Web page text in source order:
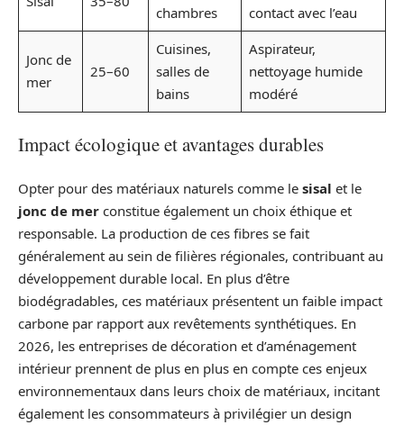
chambres
contact avec l’eau
Jonc de
mer
25–60
Cuisines,
salles de
bains
Aspirateur,
nettoyage humide
modéré
Impact écologique et avantages durables
Opter pour des matériaux naturels comme le sisal et le
jonc de mer constitue également un choix éthique et
responsable. La production de ces fibres se fait
généralement au sein de filières régionales, contribuant au
développement durable local. En plus d’être
biodégradables, ces matériaux présentent un faible impact
carbone par rapport aux revêtements synthétiques. En
2026, les entreprises de décoration et d’aménagement
intérieur prennent de plus en plus en compte ces enjeux
environnementaux dans leurs choix de matériaux, incitant
également les consommateurs à privilégier un design